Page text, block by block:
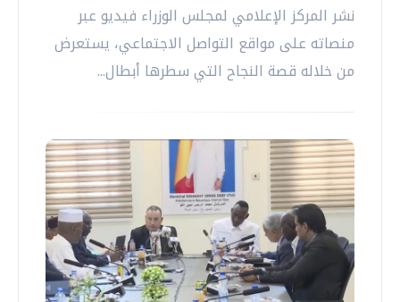
نشر المركز الإعلامي لمجلس الوزراء فيديو عبر
منصاته على مواقع التواصل الاجتماعي، يستعرض
من خلاله قصة النجاح التي سطرها أبطال...